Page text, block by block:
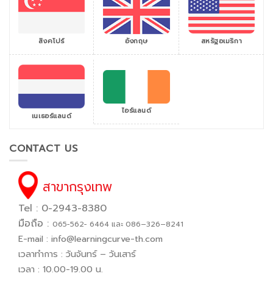
สิงคโปร์ อังกฤษ สหรัฐอเมริกา
เนเธอร์แลนด์ ไอร์แลนด์
CONTACT US
สาขากรุงเทพ
Tel : 0-2943-8380
มือถือ : 065−562− 6464 และ 086–326–8241
E-mail : info@learningcurve-th.com
เวลาทำการ : วันจันทร์ – วันเสาร์
เวลา : 10.00-19.00 น.